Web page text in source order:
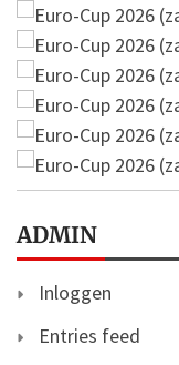
ADMIN
Inloggen
Entries feed